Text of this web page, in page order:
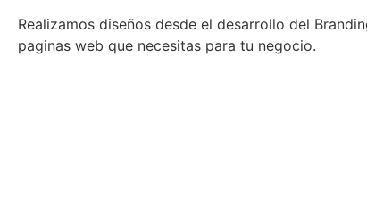
Realizamos diseños desde el desarrollo del
paginas web que necesitas para tu negocio.